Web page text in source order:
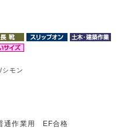
モン
通作業用 EF合格